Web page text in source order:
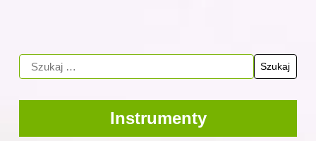
Instrumenty